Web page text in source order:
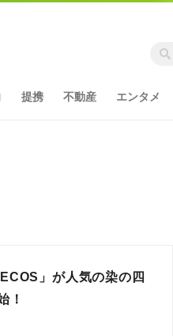
提携 不動産 エンタメ
」が人気の染の四
！